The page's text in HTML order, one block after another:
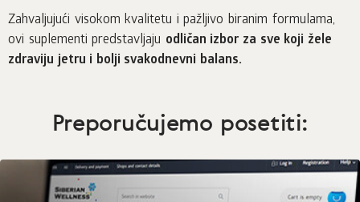
Zahvaljujući visokom kvalitetu i pažljivo biranim formulama,
ovi suplementi predstavljaju odličan izbor za sve koji žele
zdraviju jetru i bolji svakodnevni balans.
Preporučujemo posetiti: